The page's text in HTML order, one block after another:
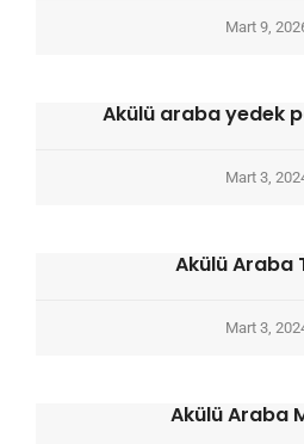
Mart 9,
Akülü araba yedek
Mart 3,
Akülü Araba
Mart 3,
Akülü Araba